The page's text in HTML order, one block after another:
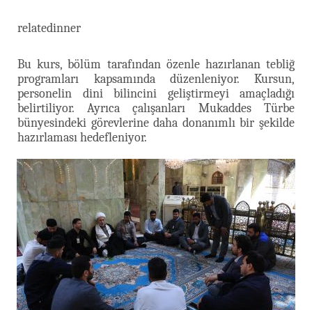
relatedinner
Bu kurs, bölüm tarafından özenle hazırlanan tebliğ
programları kapsamında düzenleniyor. Kursun,
personelin dini bilincini geliştirmeyi amaçladığı
belirtiliyor. Ayrıca çalışanları Mukaddes Türbe
bünyesindeki görevlerine daha donanımlı bir şekilde
hazırlaması hedefleniyor.